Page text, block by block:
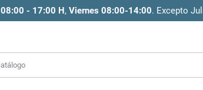
08:00 - 17:00 H, Viernes 08:00-14:00. Excepto